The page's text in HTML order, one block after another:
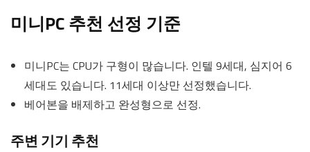
미니PC 추천 선정 기준
미니PC는 CPU가 구형이 많습니다. 인텔 9세대, 심지어 6
세대도 있습니다. 11세대 이상만 선정했습니다.
베어본을 배제하고 완성형으로 선정.
주변 기기 추천